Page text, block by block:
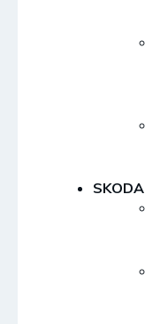
SKODA